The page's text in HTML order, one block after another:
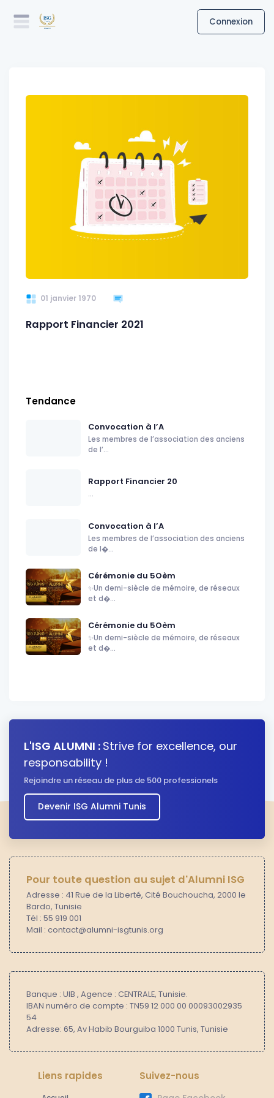
Connexion
01 janvier 1970
Rapport Financier 2021
Tendance
Convocation à l’A
Les membres de l’association des anciens
de l’...
Rapport Financier 20
...
Convocation à l’A
Les membres de l’association des anciens
de l�...
Cérémonie du 5Oèm
✨Un demi-siècle de mémoire, de réseaux
et d�...
Cérémonie du 5Oèm
✨Un demi-siècle de mémoire, de réseaux
et d�...
L'ISG ALUMNI : Strive for excellence, our
responsability !
Rejoindre un réseau de plus de 500 professionels
Devenir ISG Alumni Tunis
Pour toute question au sujet d'Alumni ISG
Adresse : 41 Rue de la Liberté, Cité Bouchoucha, 2000 le
Bardo, Tunisie
Tél : 55 919 001
Mail : contact@alumni-isgtunis.org
Banque : UIB , Agence : CENTRALE, Tunisie.
IBAN numéro de compte : TN59 12 000 00 00093002935
54
Adresse: 65, Av Habib Bourguiba 1000 Tunis, Tunisie
Liens rapides Suivez-nous